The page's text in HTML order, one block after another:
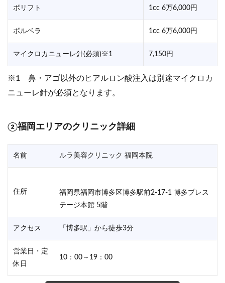
ボリフト 1cc 6万6,000円
ボルベラ 1cc 6万6,000円
マイクロカニューレ針(必須)※1 7,150円
※1 鼻・アゴ以外のヒアルロン酸注入は別途マイクロカ
ニューレ針が必須となります。
②福岡エリアのクリニック詳細
名前 ルラ美容クリニック 福岡本院
住所
福岡県福岡市博多区博多駅前2-17-1 博多プレス
テージ本館 5階
アクセス 「博多駅」から徒歩3分
営業日・定
休日
10：00～19：00